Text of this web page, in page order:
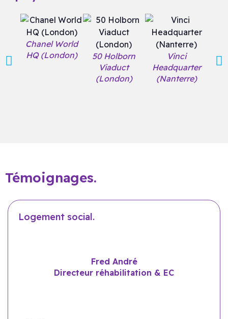
Chanel World
HQ (London)
50 Holborn
Viaduct
(London)
Vinci
Headquarter
(Nanterre)
Témoignages.
Logement social.
Fred André
Directeur réhabilitation & EC